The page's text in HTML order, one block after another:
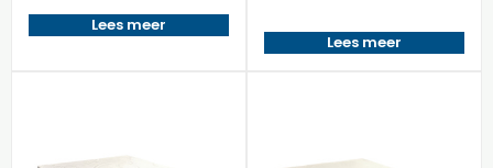
Lees meer
Lees meer